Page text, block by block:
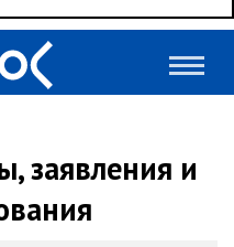
заявления и